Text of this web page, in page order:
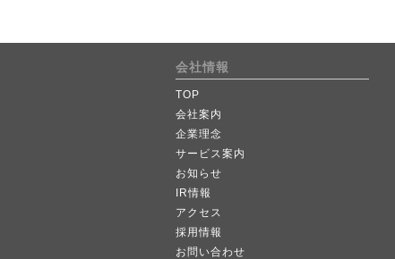
会社情報
TOP
会社案内
企業理念
サービス案内
お知らせ
IR情報
アクセス
採用情報
お問い合わせ